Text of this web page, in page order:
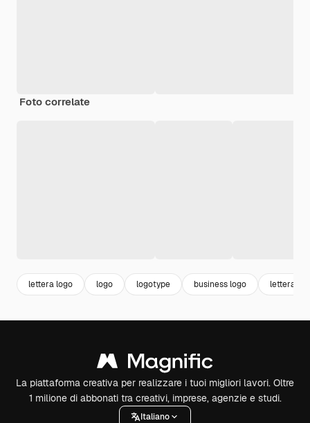
Foto correlate
lettera logo logo logotype business logo lettera
La piattaforma creativa per realizzare i tuoi migliori lavori. Oltre
1 milione di abbonati tra creativi, imprese, agenzie e studi.
Italiano